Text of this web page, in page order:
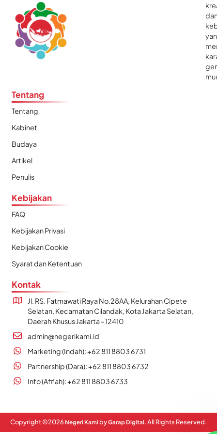
Tentang
Tentang
Kabinet
Budaya
Artikel
Penulis
Kebijakan
FAQ
Kebijakan Privasi
Kebijakan Cookie
Syarat dan Ketentuan
Kontak
Jl. RS. Fatmawati Raya No.28AA, Kelurahan Cipete
Selatan, Kecamatan Cilandak, Kota Jakarta Selatan,
Daerah Khusus Jakarta - 12410
admin@negerikami.id
Marketing (Indah): +62 811 8803 6731
Partnership (Dara): +62 811 8803 6732
Info (Afifah): +62 811 8803 6733
Copyright ©2026 Negeri Kami byGarap Digital. All Rights Reserved.